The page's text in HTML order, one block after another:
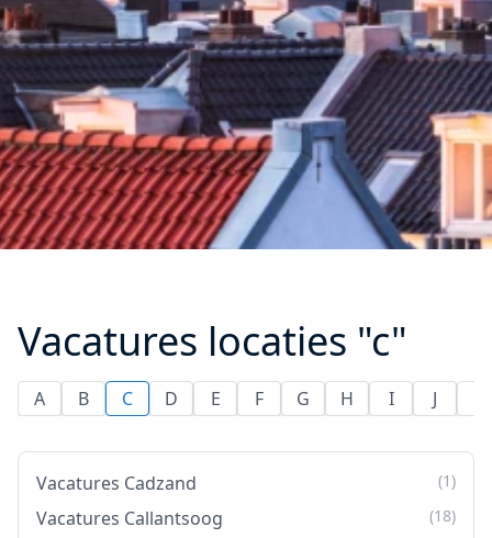
Vacatures locaties "c"
A B C D E F G H I J
Vacatures Cadzand (1)
Vacatures Callantsoog (18)